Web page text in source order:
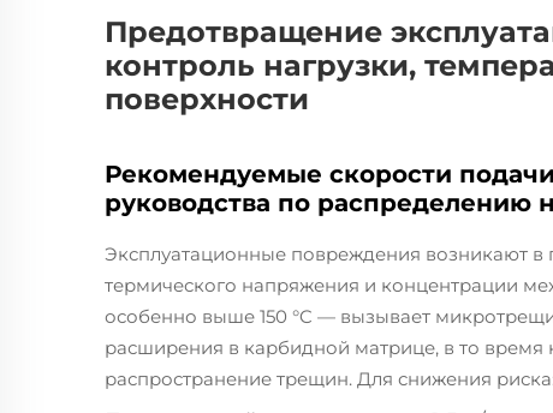
Предотвращение
контроль нагрузки,
поверхности
Рекомендуемые скорости
руководства по распределению
Эксплуатационные повреждения возникают в
термического напряжения и концентрации
особенно выше 150 °C — вызывает
расширения в карбидной матрице, в то время
распространение трещин. Для снижения